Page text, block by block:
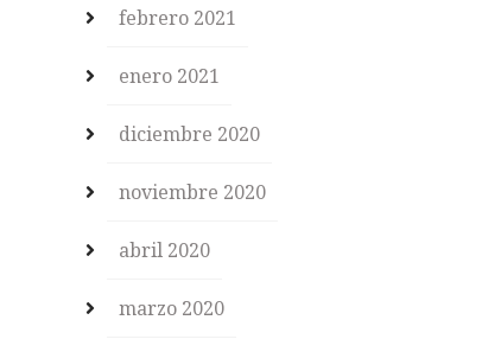
febrero 2021
enero 2021
diciembre 2020
noviembre 2020
abril 2020
marzo 2020